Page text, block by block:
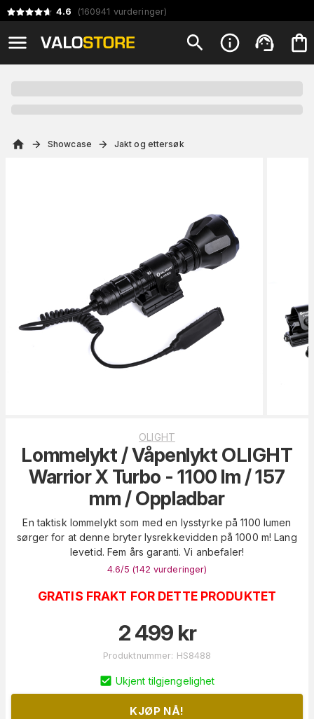
4.6 (160941 vurderinger)
Showcase Jakt og ettersøk
OLIGHT
Lommelykt / Våpenlykt OLIGHT
Warrior X Turbo - 1100 lm / 157
mm / Oppladbar
En taktisk lommelykt som med en lysstyrke på 1100 lumen
sørger for at denne bryter lysrekkevidden på 1000 m! Lang
levetid. Fem års garanti. Vi anbefaler!
4.6/5 (142 vurderinger)
GRATIS FRAKT FOR DETTE PRODUKTET
2 499 kr
Produktnummer: HS8488
Ukjent tilgjengelighet
KJØP NÅ!